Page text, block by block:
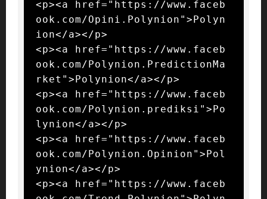
<p><a href="https://www.faceb
ook.com/Opini.Polynion">Polyn
ion</a></p>
<p><a href="https://www.faceb
ook.com/Polynion.PredictionMa
rket">Polynion</a></p>
<p><a href="https://www.faceb
ook.com/Polynion.prediksi">Po
lynion</a></p>
<p><a href="https://www.faceb
ook.com/Polynion.Opinion">Pol
ynion</a></p>
<p><a href="https://www.faceb